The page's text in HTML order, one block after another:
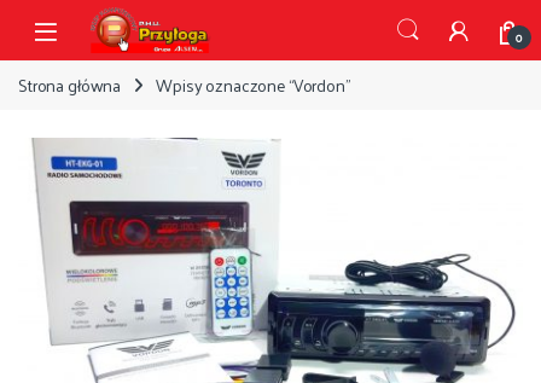
Przejdź do nawigacji
Przejdź do treści
Open 0
Strona główna Wpisy oznaczone “Vordon”